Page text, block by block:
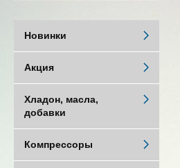
Новинки
Акция
Хладон, масла,
добавки
Компрессоры